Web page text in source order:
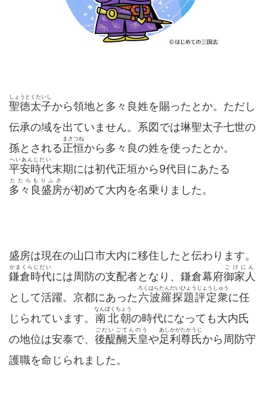
聖徳太子
しょうとくたいし
から領地と多々良姓を賜ったとか。ただし
伝承の域を出ていません。系図では琳聖太子七世の
孫とされる正恒
まさつね
から多々良の姓を使ったとか。
平安時代
へいあんじだい
末期には初代正垣から9代目にあたる
多々良盛房
たたらもりふさ
が初めて大内を名乗りました。
盛房は現在の山口市大内に移住したと伝わります。
鎌倉時代
かまくらじだい
には周防の支配者となり、鎌倉幕府御家人
ごけにん
として活躍。京都にあった六波羅探題評定衆
ろくはらたんだいひょうじょうしゅう
に任
じられています。 南北朝
なんぼくちょう
の時代になっても大内氏
の地位は安泰で、 後醍醐天皇
ごだいごてんのう
や足利尊氏
あしかがたかうじ
から周防守
護職を命じられました。